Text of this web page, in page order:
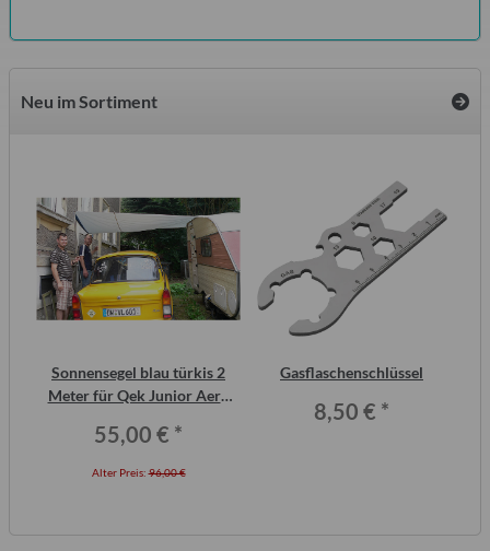
Neu im Sortiment
Sonnensegel blau türkis 2
Meter für Qek Junior Aero
55,00 € *
Alter Preis:96,00 €
Gasflaschenschlüssel
8,50 € *